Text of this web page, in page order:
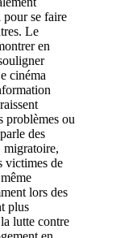
pour se faire
Le
en
cinéma
problèmes ou
des
migratoire,
victimes de
lors des
plus
lutte contre